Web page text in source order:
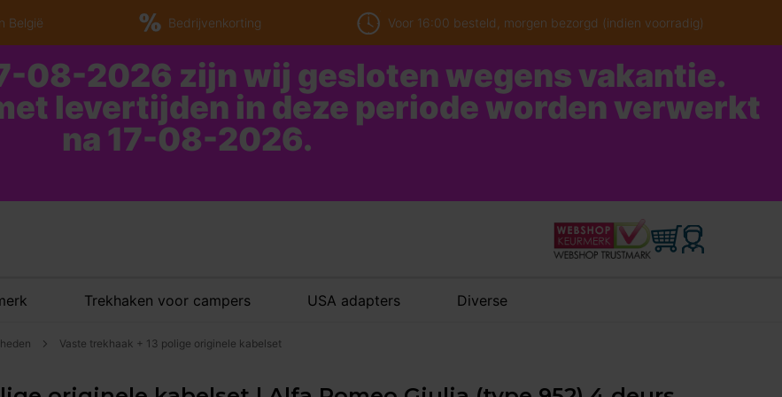
België Bedrijvenkorting Voor 16:00 besteld, morgen bezorgd (indien voorradig)
08-2026 zijn wij gesloten wegens vakantie.
levertijden in deze periode worden verwerkt
na 17-08-2026.
Trekhaken voor campers USA adapters Diverse
Vaste trekhaak + 13 polige originele kabelset